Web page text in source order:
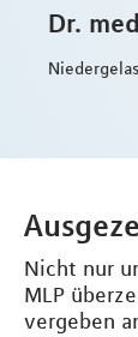
Dr.
Nicht nur
MLP
vergeben